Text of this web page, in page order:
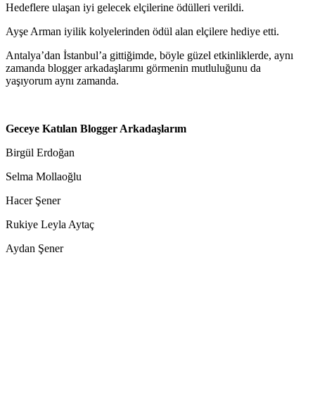
Hedeflere ulaşan iyi gelecek elçilerine ödülleri verildi.
Ayşe Arman iyilik kolyelerinden ödül alan elçilere hediye etti.
Antalya’dan İstanbul’a gittiğimde, böyle güzel etkinliklerde, aynı
zamanda blogger arkadaşlarımı görmenin mutluluğunu da
yaşıyorum aynı zamanda.
Geceye Katılan Blogger Arkadaşlarım
Birgül Erdoğan
Selma Mollaoğlu
Hacer Şener
Rukiye Leyla Aytaç
Aydan Şener